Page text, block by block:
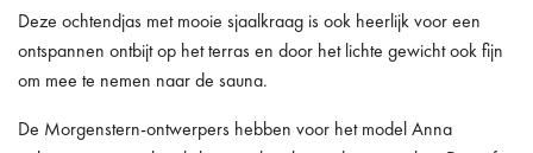
Deze ochtendjas met mooie sjaalkraag is ook heerlijk voor een
ontspannen ontbijt op het terras en door het lichte gewicht ook fijn
om mee te nemen naar de sauna.
De Morgenstern-ontwerpers hebben voor het model Anna